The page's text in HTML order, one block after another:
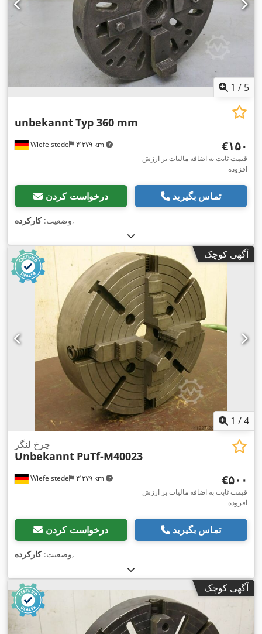
1 / 5
Wiefelstede ۴٬۲۷۹ km
unbekanntTyp 360 mm
‎€۱۵۰
قیمت ثابت به اضافه مالیات بر ارزش
افزوده
درخواست کردن تماس بگیرید
وضعیت:کارکرده ,
آگهی کوچک
1 /4
Wiefelstede ۴٬۲۷۹ km
چرخ لنگر
Unbekannt PuTf-M40023
‎€۵۰۰
قیمت ثابت به اضافه مالیات بر ارزش
افزوده
درخواست کردن تماس بگیرید
وضعیت:کارکرده ,
آگهی کوچک